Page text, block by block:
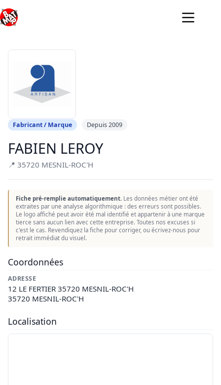
au
contenu
Fabricant / Marque Depuis 2009
FABIEN LEROY
📍 35720 MESNIL-ROC'H
Fiche pré-remplie automatiquement. Les données métier ont été
extraites par une analyse algorithmique : des erreurs sont possibles.
Le logo affiché peut avoir été mal identifié et appartenir à une marque
tierce sans aucun lien avec cette entreprise. Toutes nos excuses si
c'est le cas. Revendiquez la fiche pour corriger, ou écrivez-nous pour
retrait immédiat du visuel.
Coordonnées
ADRESSE
12 LE FERTIER 35720 MESNIL-ROC'H
35720 MESNIL-ROC'H
Localisation